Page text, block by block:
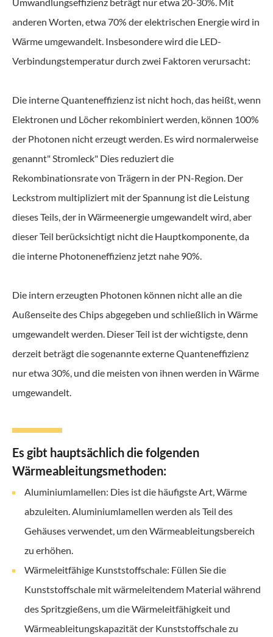
Umwandlungseffizienz beträgt nur etwa 20-30%. Mit
anderen Worten, etwa 70% der elektrischen Energie wird in
Wärme umgewandelt. Insbesondere wird die LED-
Verbindungstemperatur durch zwei Faktoren verursacht:
Die interne Quanteneffizienz ist nicht hoch, das heißt, wenn
Elektronen und Löcher rekombiniert werden, können 100%
der Photonen nicht erzeugt werden. Es wird normalerweise
genannt" Stromleck" Dies reduziert die
Rekombinationsrate von Trägern in der PN-Region. Der
Leckstrom multipliziert mit der Spannung ist die Leistung
dieses Teils, der in Wärmeenergie umgewandelt wird, aber
dieser Teil berücksichtigt nicht die Hauptkomponente, da
die interne Photoneneffizienz jetzt nahe 90%.
Die intern erzeugten Photonen können nicht alle an die
Außenseite des Chips abgegeben und schließlich in Wärme
umgewandelt werden. Dieser Teil ist der wichtigste, denn
derzeit beträgt die sogenannte externe Quanteneffizienz
nur etwa 30%, und die meisten von ihnen werden in Wärme
umgewandelt.
Es gibt hauptsächlich die folgenden
Wärmeableitungsmethoden:
Aluminiumlamellen: Dies ist die häufigste Art, Wärme
abzuleiten. Aluminiumlamellen werden als Teil des
Gehäuses verwendet, um den Wärmeableitungsbereich
zu erhöhen.
Wärmeleitfähige Kunststoffschale: Füllen Sie die
Kunststoffschale mit wärmeleitendem Material während
des Spritzgießens, um die Wärmeleitfähigkeit und
Wärmeableitungskapazität der Kunststoffschale zu